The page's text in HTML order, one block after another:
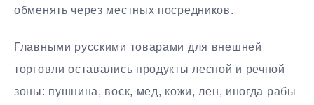
обменять через местных посредников.
Главными русскими товарами для внешней
торговли оставались продукты лесной и речной
зоны: пушнина, воск, мед, кожи, лен, иногда рабы